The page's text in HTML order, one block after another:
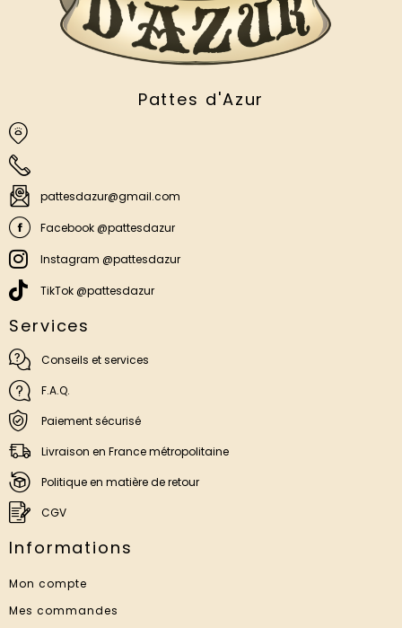
Pattes d'Azur
pattesdazur@gmail.com
Facebook @pattesdazur
Instagram @pattesdazur
TikTok @pattesdazur
Services
Conseils et services
F.A.Q.
Paiement sécurisé
Livraison en France métropolitaine
Politique en matière de retour
CGV
Informations
Mon compte
Mes commandes